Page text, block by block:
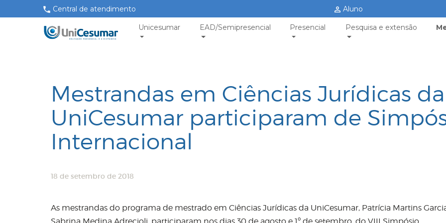
Central de atendimento Aluno
Unicesumar EAD/Semipresencial Presencial Pesquisa e extensão
Mestrandas em Ciências Jurídicas da
UniCesumar participaram de
Internacional
18 de setembro de 2018
As mestrandas do programa de mestrado em Ciências Jurídicas da UniCesumar, Patrícia Martins